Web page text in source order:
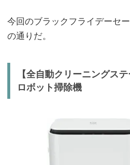
今回のブラックフライデーセ
の通りだ。
【全自動クリーニングス
ロボット掃除機